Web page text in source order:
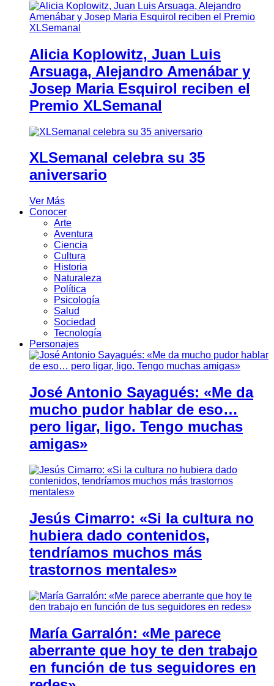
Alicia Koplowitz, Juan Luis
Arsuaga, Alejandro Amenábar y
Josep Maria Esquirol reciben el
Premio XLSemanal
XLSemanal celebra su 35
aniversario
Ver Más
Conocer
Arte
Aventura
Ciencia
Cultura
Historia
Naturaleza
Política
Psicología
Salud
Sociedad
Tecnología
Personajes
José Antonio Sayagués: «Me da
mucho pudor hablar de eso…
pero ligar, ligo. Tengo muchas
amigas»
Jesús Cimarro: «Si la cultura no
hubiera dado contenidos,
tendríamos muchos más
trastornos mentales»
María Garralón: «Me parece
aberrante que hoy te den trabajo
en función de tus seguidores en